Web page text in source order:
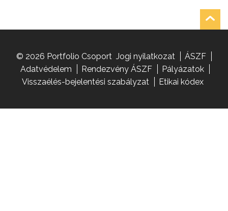
© 2026 Portfolio Csoport Jogi nyilatkozat
ÁSZF
Adatvédelem
Rendezvény ÁSZF
Pályázatok
Visszaélés-bejelentési szabályzat
Etikai kódex